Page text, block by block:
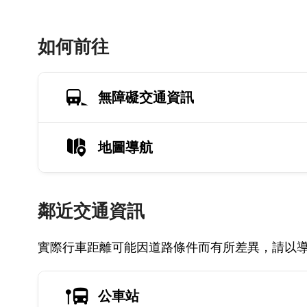
如何前往
無障礙交通資訊
地圖導航
鄰近交通資訊
實際行車距離可能因道路條件而有所差異，請以
公車站